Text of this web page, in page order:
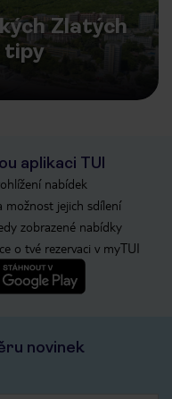
Zlatých
tipy
aplikaci TUI
nabídek
možnost jejich sdílení
zobrazené nabídky
o tvé rezervaci v myTUI
novinek